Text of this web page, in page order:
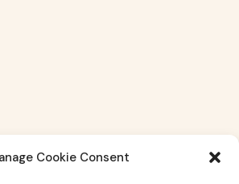
Cookie Consent